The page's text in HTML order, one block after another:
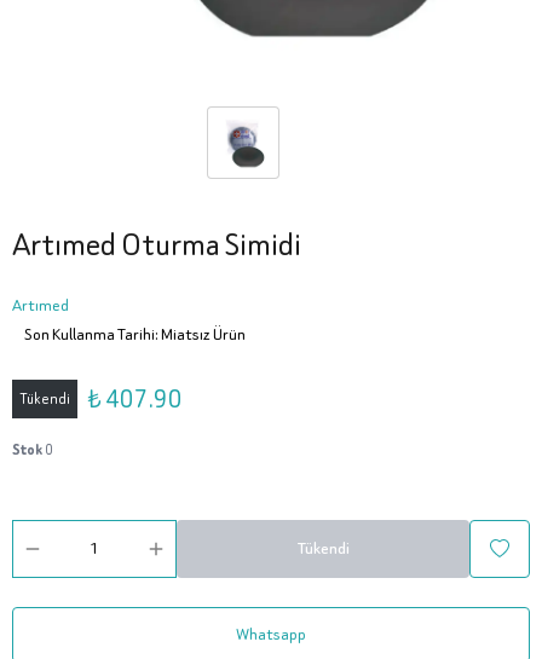
Artımed Oturma Simidi
Artımed
Son Kullanma Tarihi: Miatsız Ürün
Tükendi ₺ 407.90
Stok0
Tükendi
Whatsapp